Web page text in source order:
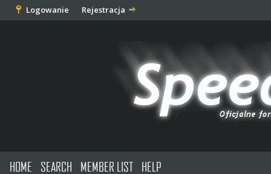
Logowanie Rejestracja
HOME SEARCH MEMBER LIST HELP